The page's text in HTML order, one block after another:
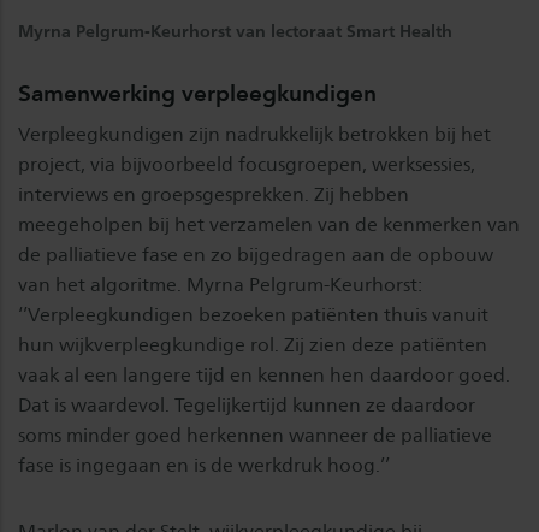
Myrna Pelgrum-Keurhorst van lectoraat Smart Health
Samenwerking verpleegkundigen
Verpleegkundigen zijn nadrukkelijk betrokken bij het
project, via bijvoorbeeld focusgroepen, werksessies,
interviews en groepsgesprekken. Zij hebben
meegeholpen bij het verzamelen van de kenmerken van
de palliatieve fase en zo bijgedragen aan de opbouw
van het algoritme. Myrna Pelgrum-Keurhorst:
‘’Verpleegkundigen bezoeken patiënten thuis vanuit
hun wijkverpleegkundige rol. Zij zien deze patiënten
vaak al een langere tijd en kennen hen daardoor goed.
Dat is waardevol. Tegelijkertijd kunnen ze daardoor
soms minder goed herkennen wanneer de palliatieve
fase is ingegaan en is de werkdruk hoog.’’